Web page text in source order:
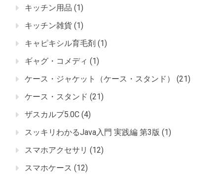
キッチン用品 (1)
キッチン雑貨 (1)
キャピキシル育毛剤 (1)
ギャグ・コメディ (1)
ケース・ジャケット（ケース・スタンド）
(21)
ケース・スタンド (21)
ザスカルプ5.0C (4)
スッキリわかるJava入門 実践編 第3版 (1)
スマホアクセサリ (12)
スマホケース (12)